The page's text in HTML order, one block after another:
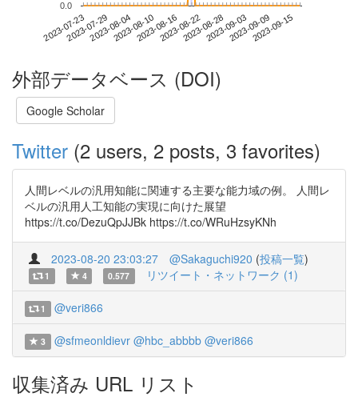
2023-07-232023-07-292023-08-042023-08-102023-08-162023-08-222023-08-282023-09-032023-09-092023-09-15
0.0
外部データベース (DOI)
Google Scholar
Twitter (2 users, 2 posts, 3 favorites)
人間レベルの汎用知能に関連する主要な能力域の例。 人間レ
ベルの汎用人工知能の実現に向けた展望
https://t.co/DezuQpJJBk https://t.co/WRuHzsyKNh
2023-08-20 23:03:27 @Sakaguchi920 (投稿一覧)
1 4 0.577 リツイート・ネットワーク (1)
1 @veri866
3 @sfmeonldievr @hbc_abbbb @veri866
収集済み URL リスト